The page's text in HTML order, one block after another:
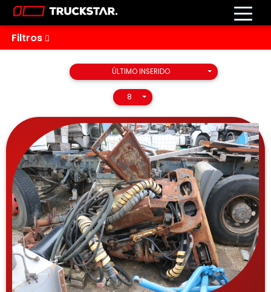
Filtros
ÚLTIMO INSERIDO
8